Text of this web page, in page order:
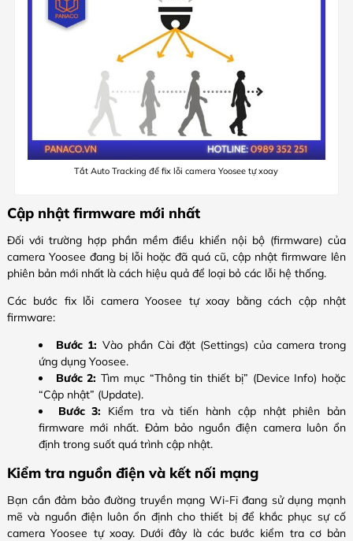
Tắt Auto Tracking để fix lỗi camera Yoosee tự xoay
Cập nhật firmware mới nhất
Đối với trường hợp phần mềm điều khiển nội bộ (firmware) của
camera Yoosee đang bị lỗi hoặc đã quá cũ, cập nhật firmware lên
phiên bản mới nhất là cách hiệu quả để loại bỏ các lỗi hệ thống.
Các bước fix lỗi camera Yoosee tự xoay bằng cách cập nhật
firmware:
Bước 1: Vào phần Cài đặt (Settings) của camera trong
ứng dụng Yoosee.
Bước 2: Tìm mục “Thông tin thiết bị” (Device Info) hoặc
“Cập nhật” (Update).
Bước 3: Kiểm tra và tiến hành cập nhật phiên bản
firmware mới nhất. Đảm bảo nguồn điện camera luôn ổn
định trong suốt quá trình cập nhật.
Kiểm tra nguồn điện và kết nối mạng
Bạn cần đảm bảo đường truyền mạng Wi-Fi đang sử dụng mạnh
mẽ và nguồn điện luôn ổn định cho thiết bị để khắc phục sự cố
camera Yoosee tự xoay. Dưới đây là các bước kiểm tra cơ bản